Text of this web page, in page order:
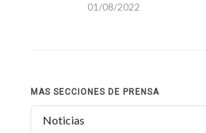
01/08/2022
MAS SECCIONES DE PRENSA
Noticias